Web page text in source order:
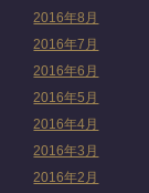
2016年8月
2016年7月
2016年6月
2016年5月
2016年4月
2016年3月
2016年2月